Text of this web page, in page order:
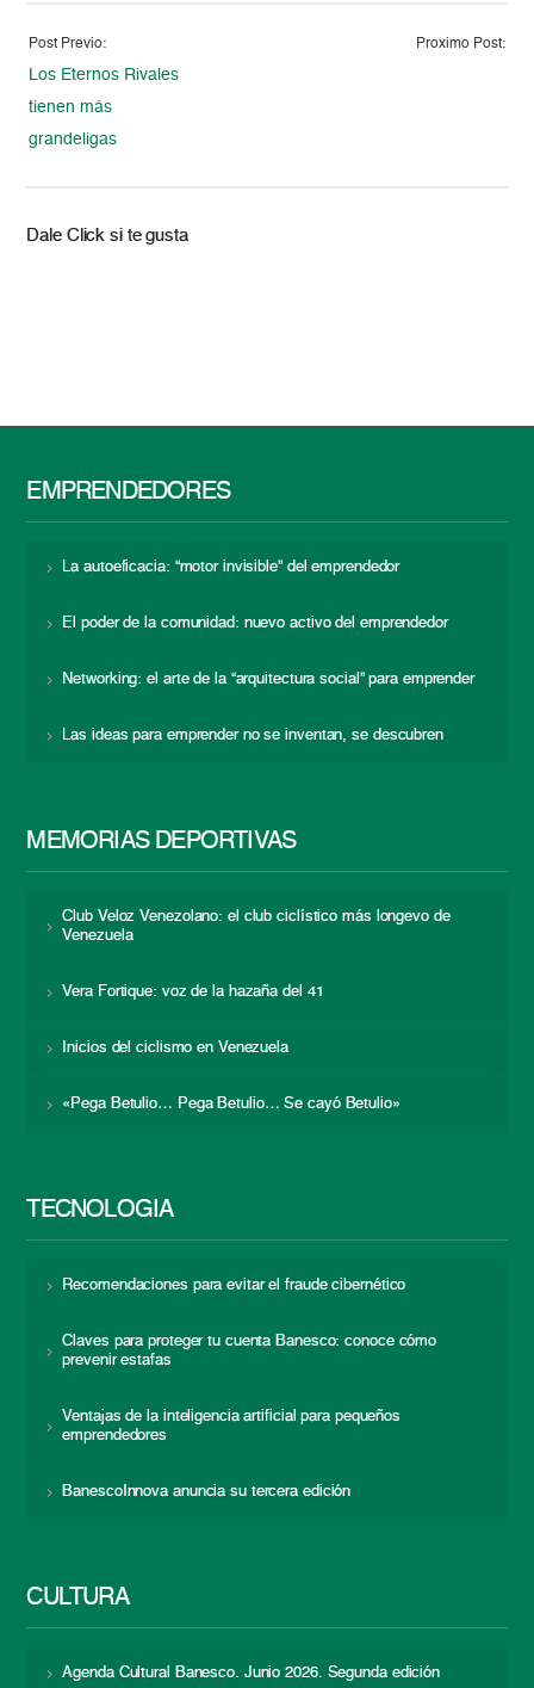
Post Previo:
Los Eternos Rivales
tienen más
grandeligas
Proximo Post:
Dale Click si te gusta
EMPRENDEDORES
La autoeficacia: “motor invisible” del emprendedor
El poder de la comunidad: nuevo activo del emprendedor
Networking: el arte de la “arquitectura social” para emprender
Las ideas para emprender no se inventan, se descubren
MEMORIAS DEPORTIVAS
Club Veloz Venezolano: el club ciclístico más longevo de
Venezuela
Vera Fortique: voz de la hazaña del 41
Inicios del ciclismo en Venezuela
«Pega Betulio… Pega Betulio… Se cayó Betulio»
TECNOLOGÍA
Recomendaciones para evitar el fraude cibernético
Claves para proteger tu cuenta Banesco: conoce cómo
prevenir estafas
Ventajas de la inteligencia artificial para pequeños
emprendedores
BanescoInnova anuncia su tercera edición
CULTURA
Agenda Cultural Banesco. Junio 2026. Segunda edición